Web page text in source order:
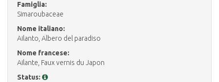
Famiglia:
Simaroubaceae
Nome italiano:
Ailanto, Albero del paradiso
Nome francese:
Ailante, Faux vernis du Japon
Status: